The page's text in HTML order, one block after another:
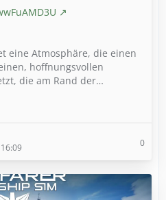
eine Atmosphäre, die einen
hoffnungsvollen
die am Rand der…
0